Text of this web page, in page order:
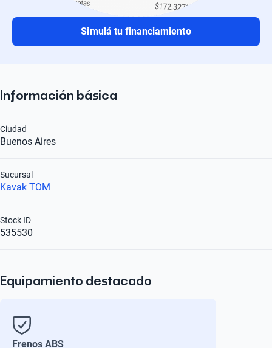
Simulá tu financiamiento
Información básica
Buenos Aires
Ciudad
Kavak TOM
Sucursal
535530
Stock ID
Equipamiento destacado
Frenos ABS